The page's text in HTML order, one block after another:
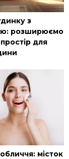
з
розширюємо
для
місток